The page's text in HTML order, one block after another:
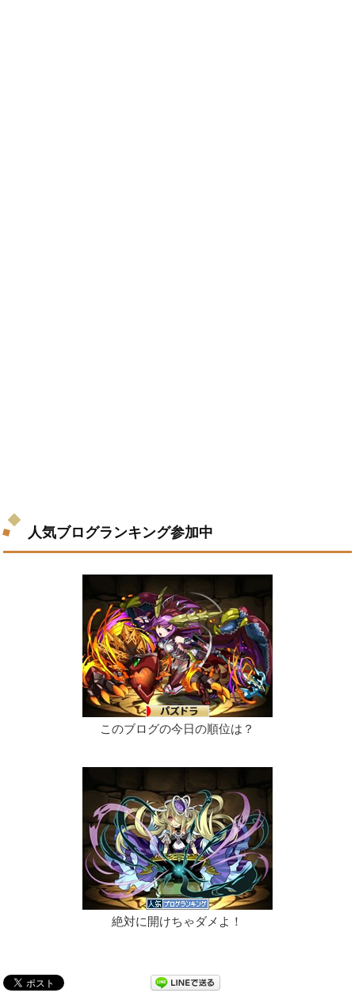
人気ブログランキング参加中
このブログの今日の順位は？
絶対に開けちゃダメよ！